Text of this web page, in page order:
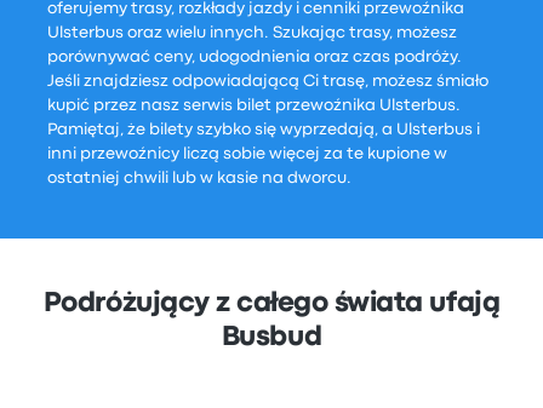
oferujemy trasy, rozkłady jazdy i cenniki przewoźnika
Ulsterbus oraz wielu innych. Szukając trasy, możesz
porównywać ceny, udogodnienia oraz czas podróży.
Jeśli znajdziesz odpowiadającą Ci trasę, możesz śmiało
kupić przez nasz serwis bilet przewoźnika Ulsterbus.
Pamiętaj, że bilety szybko się wyprzedają, a Ulsterbus i
inni przewoźnicy liczą sobie więcej za te kupione w
ostatniej chwili lub w kasie na dworcu.
Podróżujący z całego świata ufają
Busbud